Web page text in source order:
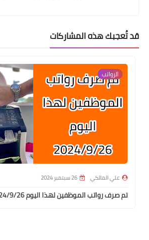
قد تُعجبك هذه المشاركات
الرواتب
علي المالكي 26 سبتمبر 2024
تم صرف رواتب الموظفين لهذا اليوم 2024/9/26